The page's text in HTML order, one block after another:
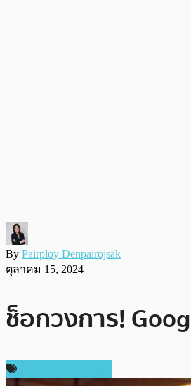
By Pairploy Denpairojsak
ตุลาคม 15, 2024
ช็อกวงการ!